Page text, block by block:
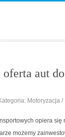
oferta aut
Motoryzacja /
opiera się
możemy